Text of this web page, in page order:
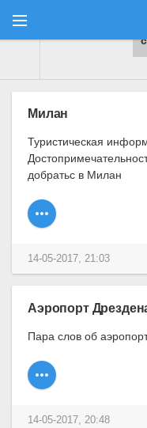
Милан
Туристическая
добратьс в Милан
14-05-2017, 21:03
Аэропорт
Пара слов об
14-05-2017, 20:48